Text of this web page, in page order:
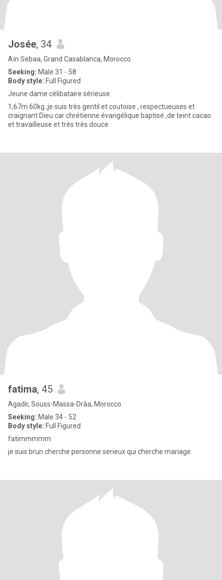
Josée, 34
Aïn Sebaa, Grand Casablanca, Morocco
Seeking: Male 31 - 58
Body style: Full Figured
Jeune dame célibataire sérieuse
1,67m 60kg ,je suis très gentil et coutoise , respectueuses et
craignant Dieu car chrétienne évangélique baptisé ,de teint cacao
et travailleuse et très très douce
fatima, 45
Agadir, Souss-Massa-Drâa, Morocco
Seeking: Male 34 - 52
Body style: Full Figured
fatimmmmm
je suis brun cherche personne serieux qui cherche mariage